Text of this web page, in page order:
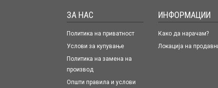
ЗА НАС
Политика на приватност
Услови за купување
Политика на замена на
производ
Општи правила и услови
ИНФОРМАЦИИ
Како да нарачам?
Локација на